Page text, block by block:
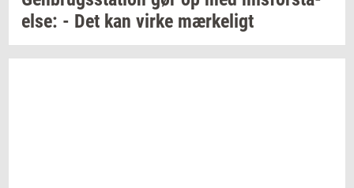
el­se: - Det kan virke mær­ke­ligt